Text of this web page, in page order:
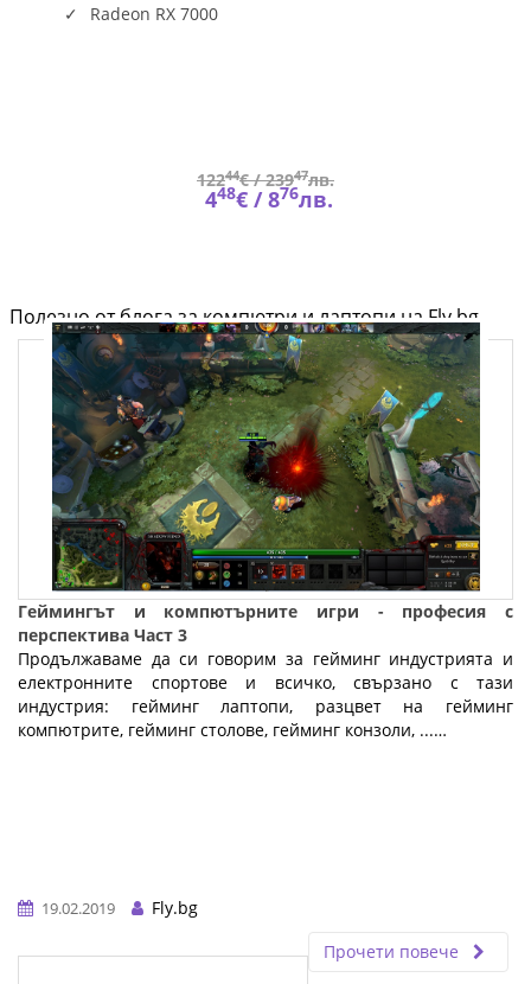
Radeon RX 7000
12244€ /23947лв.
448€ /876лв.
Полезно от блога за компютри и лаптопи на Fly.bg
Геймингът и компютърните игри - професия с
перспектива Част 3
Продължаваме да си говорим за гейминг индустрията и
електронните спортове и всичко, свързано с тази
индустрия: гейминг лаптопи, разцвет на гейминг
компютрите, гейминг столове, гейминг конзоли, ...…
19.02.2019
Fly.bg
Прочети повече